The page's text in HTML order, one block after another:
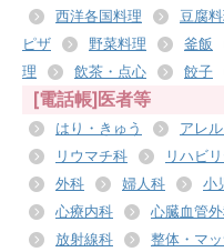
西洋各国料理
豆腐
ピザ
野菜料理 釜飯
理
飲茶・点心 餃子
[電話帳]医者等
はり・きゅう アレ
リウマチ科
リハビ
外科
婦人科 小
心療内科
心臓血管
放射線科
整体・マ